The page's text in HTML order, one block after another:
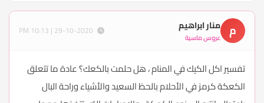
م منار ابراهيم
عروس ماسية
تفسير اكل الكيك في المنام ، هل حلمت بالكعك؟ عادة ما تتعلق
الكعكة كرمز في الأحلام بالحظ السعيد والأشياء وراحة البال